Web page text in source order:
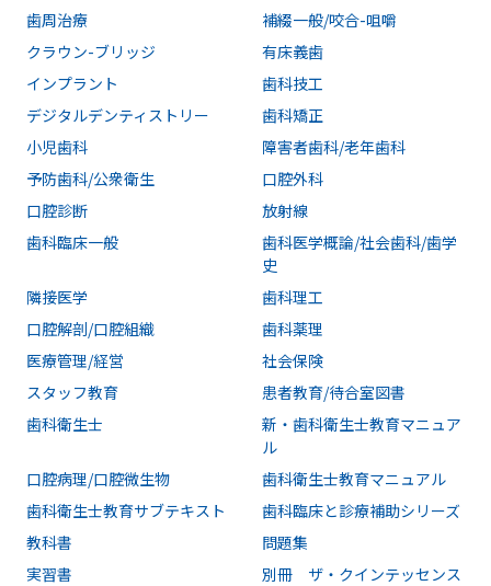
歯周治療
補綴一般/咬合-咀嚼
クラウン-ブリッジ
有床義歯
インプラント
歯科技工
デジタルデンティストリー
歯科矯正
小児歯科
障害者歯科/老年歯科
予防歯科/公衆衛生
口腔外科
口腔診断
放射線
歯科臨床一般
歯科医学概論/社会歯科/歯学
史
隣接医学
歯科理工
口腔解剖/口腔組織
歯科薬理
医療管理/経営
社会保険
スタッフ教育
患者教育/待合室図書
歯科衛生士
新・歯科衛生士教育マニュア
ル
口腔病理/口腔微生物
歯科衛生士教育マニュアル
歯科衛生士教育サブテキスト
歯科臨床と診療補助シリーズ
教科書
問題集
実習書
別冊 ザ・クインテッセンス